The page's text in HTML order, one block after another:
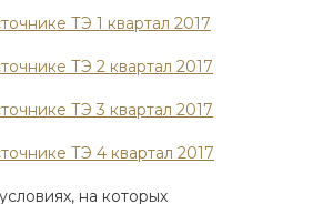
ТЭ 1 квартал 2017
ТЭ 2 квартал 2017
ТЭ 3 квартал 2017
ТЭ 4 квартал 2017
на которых